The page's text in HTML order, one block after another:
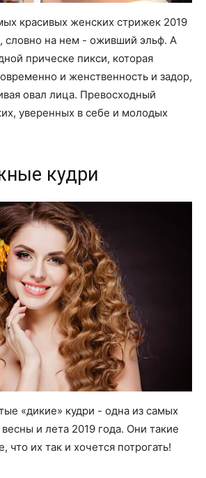
красивых женских стрижек 2019
словно на нем - оживший эльф. А
прическе пикси, которая
и женственность и задор,
овал лица. Превосходный
уверенных в себе и молодых
кудри
«дикие» кудри - одна из самых
и лета 2019 года. Они такие
что их так и хочется потрогать!